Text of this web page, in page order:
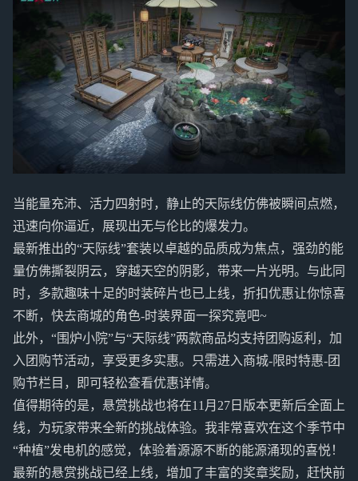
当能量充沛、活力四射时，静止的天际线仿佛被瞬间点燃，
迅速向你逼近，展现出无与伦比的爆发力。
最新推出的“天际线”套装以卓越的品质成为焦点，强劲的能
量仿佛撕裂阴云，穿越天空的阴影，带来一片光明。与此同
时，多款趣味十足的时装碎片也已上线，折扣优惠让你惊喜
不断，快去商城的角色-时装界面一探究竟吧~
此外，“围炉小院”与“天际线”两款商品均支持团购返利，加
入团购节活动，享受更多实惠。只需进入商城-限时特惠-团
购节栏目，即可轻松查看优惠详情。
值得期待的是，悬赏挑战也将在11月27日版本更新后全面上
线，为玩家带来全新的挑战体验。我非常喜欢在这个季节中
“种植”发电机的感觉，体验着源源不断的能源涌现的喜悦！
最新的悬赏挑战已经上线，增加了丰富的奖章奖励，赶快前